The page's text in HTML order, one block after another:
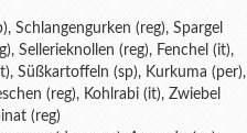
Schlangengurken (reg), Spargel
Sellerieknollen (reg), Fenchel (it),
Süßkartoffeln (sp), Kurkuma (per),
(reg), Kohlrabi (it), Zwiebel
(reg)